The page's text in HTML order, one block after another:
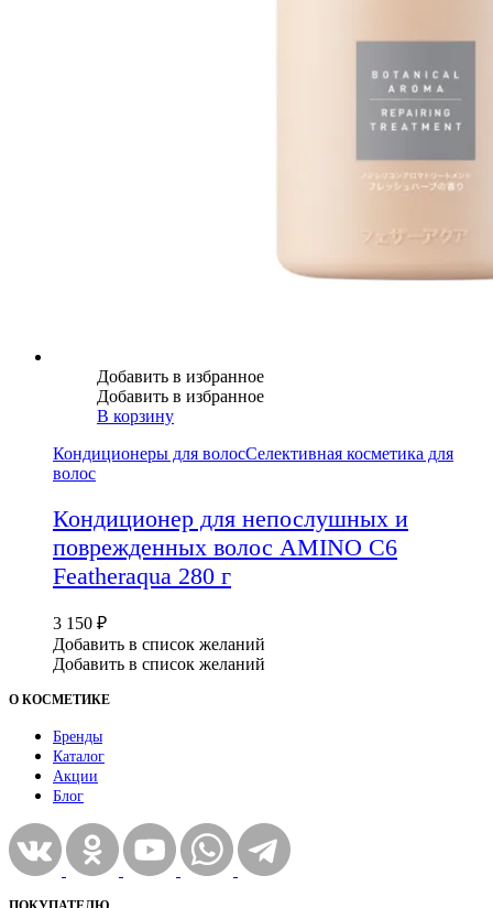
Добавить в избранное
Добавить в избранное
В корзину
Кондиционеры для волосСелективная косметика для
волос
Кондиционер для непослушных и
поврежденных волос AMINO C6
Featheraqua 280 г
3 150 ₽
Добавить в список желаний
Добавить в список желаний
О КОСМЕТИКЕ
Бренды
Каталог
Акции
Блог